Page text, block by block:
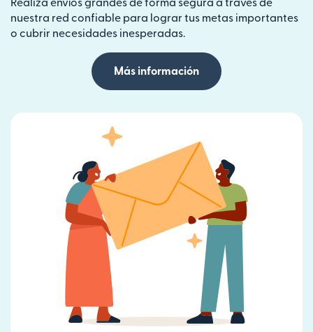
Realiza envíos grandes de forma segura a través de
nuestra red confiable para lograr tus metas importantes
o cubrir necesidades inesperadas.
Más información